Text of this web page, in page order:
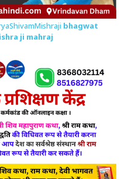
bhagwat
ji mahraj